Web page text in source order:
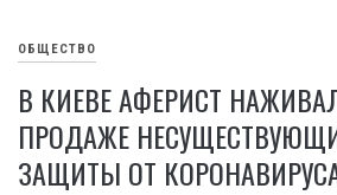
ОБЩЕСТВО
В КИЕВЕ АФЕРИСТ
ПРОДАЖЕ
ЗАЩИТЫ ОТ